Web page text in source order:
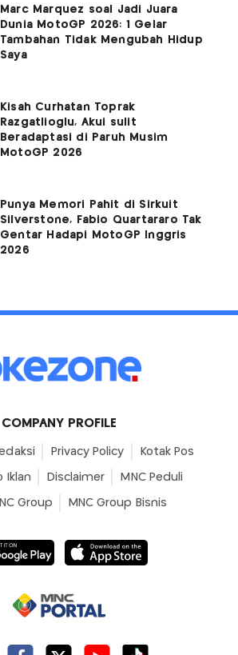
Marc Marquez soal Jadi Juara
Dunia MotoGP 2026: 1 Gelar
Tambahan Tidak Mengubah Hidup
Saya
Kisah Curhatan Toprak
Razgatlioglu, Akui sulit
Beradaptasi di Paruh Musim
MotoGP 2026
Punya Memori Pahit di Sirkuit
Silverstone, Fabio Quartararo Tak
Gentar Hadapi MotoGP Inggris
2026